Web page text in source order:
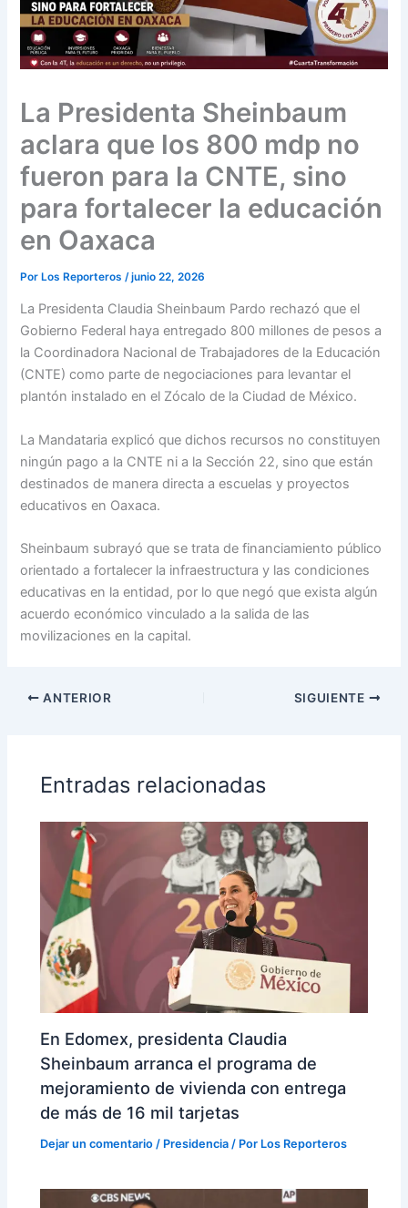
La Presidenta Sheinbaum
aclara que los 800 mdp no
fueron para la CNTE, sino
para fortalecer la educación
en Oaxaca
PorLos Reporteros /junio 22, 2026
La Presidenta Claudia Sheinbaum Pardo rechazó que el
Gobierno Federal haya entregado 800 millones de pesos a
la Coordinadora Nacional de Trabajadores de la Educación
(CNTE) como parte de negociaciones para levantar el
plantón instalado en el Zócalo de la Ciudad de México.
La Mandataria explicó que dichos recursos no constituyen
ningún pago a la CNTE ni a la Sección 22, sino que están
destinados de manera directa a escuelas y proyectos
educativos en Oaxaca.
Sheinbaum subrayó que se trata de financiamiento público
orientado a fortalecer la infraestructura y las condiciones
educativas en la entidad, por lo que negó que exista algún
acuerdo económico vinculado a la salida de las
movilizaciones en la capital.
ANTERIOR SIGUIENTE
Entradas relacionadas
En Edomex, presidenta Claudia
Sheinbaum arranca el programa de
mejoramiento de vivienda con entrega
de más de 16 mil tarjetas
Dejar un comentario / Presidencia / Por Los Reporteros